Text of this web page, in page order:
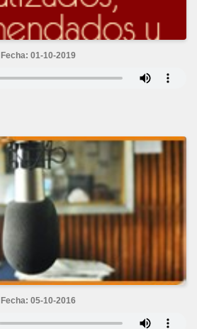
Fecha: 01-10-2019
Fecha: 05-10-2016